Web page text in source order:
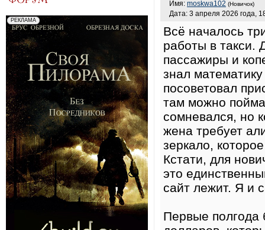
Имя: moskwa102 (Новичок)
Дата: 3 апреля 2026 года,
Всё началось
работы в такси.
пассажиры и
знал
посоветовал
там можно
сомневался, но
жена требует
зеркало,
Кстати, для
это
сайт лежит. Я и
Первые полгода